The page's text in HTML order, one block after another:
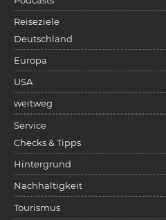
Reiseziele
Deutschland
Europa
USA
weitweg
Service
Checks & Tipps
Hintergrund
Nachhaltigkeit
Tourismus